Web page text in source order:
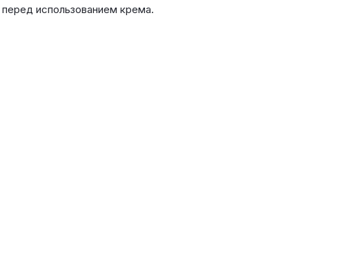
использованием крема.